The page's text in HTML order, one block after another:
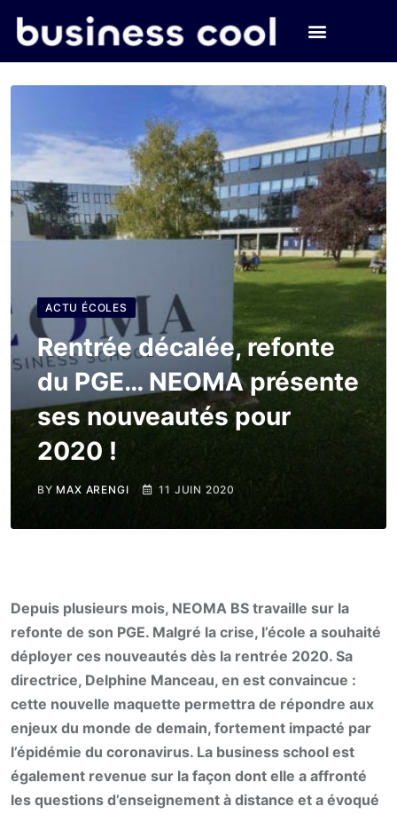
ACTU ÉCOLES
Rentrée décalée, refonte
du PGE… NEOMA présente
ses nouveautés pour
2020 !
BY MAX ARENGI 11 JUIN 2020
Depuis plusieurs mois, NEOMA BS travaille sur la
refonte de son PGE. Malgré la crise, l’école a souhaité
déployer ces nouveautés dès la rentrée 2020. Sa
directrice, Delphine Manceau, en est convaincue :
cette nouvelle maquette permettra de répondre aux
enjeux du monde de demain, fortement impacté par
l’épidémie du coronavirus. La business school est
également revenue sur la façon dont elle a affronté
les questions d’enseignement à distance et a évoqué